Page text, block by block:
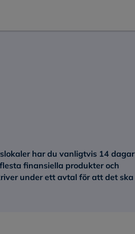
har du vanligtvis 14 dagar
finansiella produkter och
under ett avtal för att det ska